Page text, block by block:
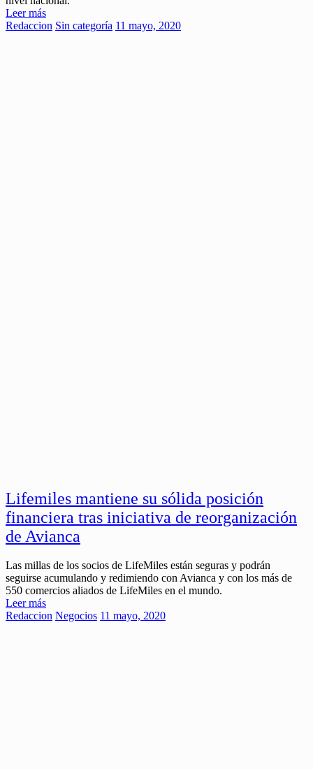
Leer más
Redaccion Sin categoría 11 mayo, 2020
Lifemiles mantiene su sólida posición
financiera tras iniciativa de reorganización
de Avianca
Las millas de los socios de LifeMiles están seguras y podrán
seguirse acumulando y redimiendo con Avianca y con los más de
550 comercios aliados de LifeMiles en el mundo.
Leer más
Redaccion Negocios 11 mayo, 2020